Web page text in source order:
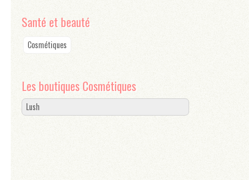
Santé et beauté
Cosmétiques
Les boutiques Cosmétiques
Lush